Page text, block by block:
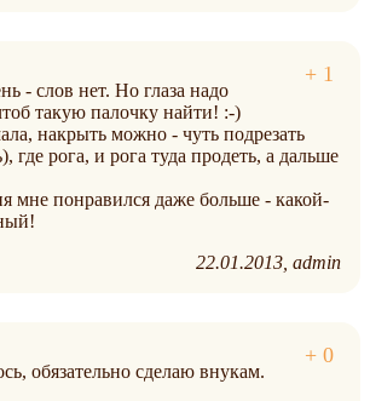
- слов нет. Но глаза надо
такую палочку найти! :-)
накрыть можно - чуть подрезать
где рога, и рога туда продеть, а дальше
мне понравился даже больше - какой-
22.01.2013 admin
обязательно сделаю внукам.